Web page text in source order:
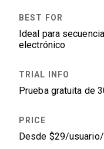
Ideal para
electrónico
Prueba gratuita de
Desde $29/